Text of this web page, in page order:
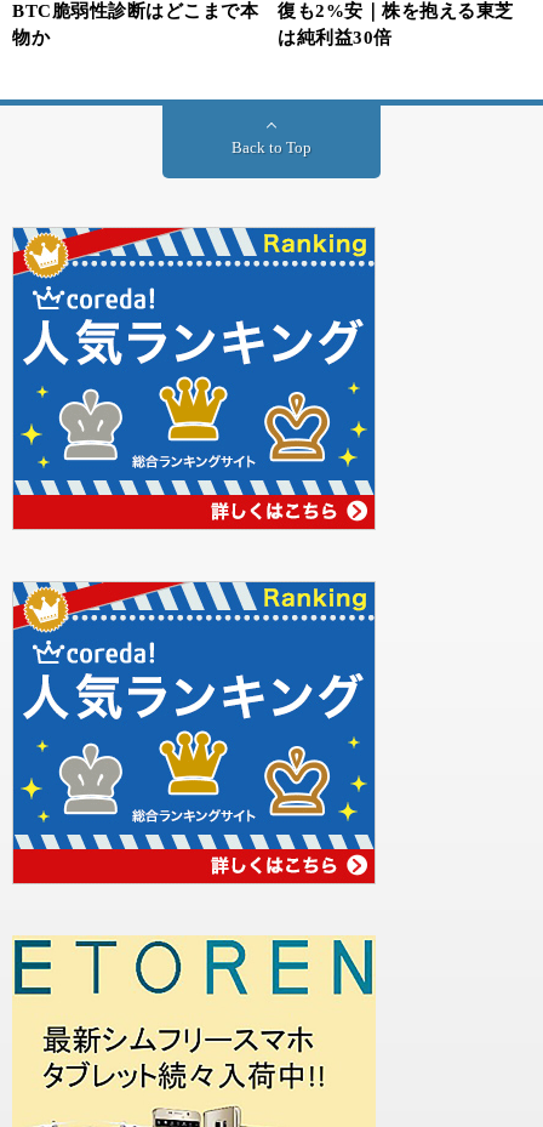
BTC脆弱性診断はどこまで本
物か
復も2%安｜株を抱える東芝
は純利益30倍
Back to Top